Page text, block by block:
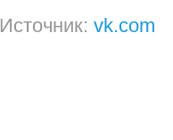
Источник: vk.com